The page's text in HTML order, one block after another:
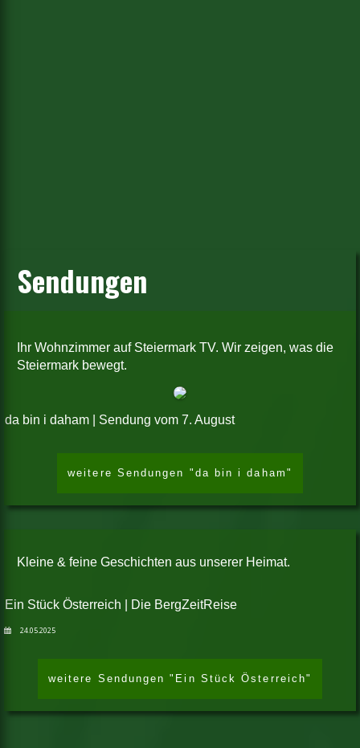
Sendungen
Ihr Wohnzimmer auf Steiermark TV. Wir zeigen, was die
Steiermark bewegt.
da bin i daham | Sendung vom 7. August
weitere Sendungen "da bin i daham"
Kleine & feine Geschichten aus unserer Heimat.
Ein Stück Österreich | Die BergZeitReise
24.05.2025
weitere Sendungen "Ein Stück Österreich"